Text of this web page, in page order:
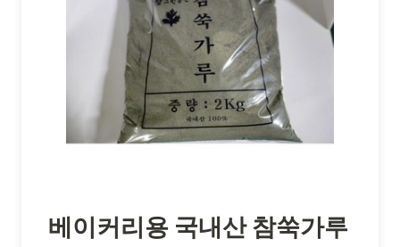
베이커리용 국내산 참쑥가루